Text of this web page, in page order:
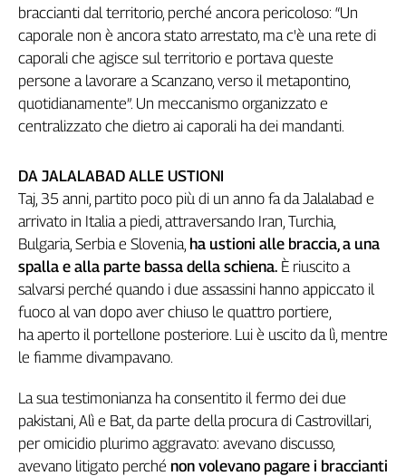
Work
in
L'Italia
nel
Lavoro
Abruzzo-
Molise
Alto
Adige
Basilicata
Calabria
Campania
Emilia-
Romagna
Venezia
Giulia
Lazio
Liguria
braccianti dal territorio, perché ancora pericoloso: “Un
caporale non è ancora stato arrestato, ma c'è una rete di
caporali che agisce sul territorio e portava queste
persone a lavorare a Scanzano, verso il metapontino,
quotidianamente”. Un meccanismo organizzato e
centralizzato che dietro ai caporali ha dei mandanti.
DA JALALABAD ALLE USTIONI
Taj, 35 anni, partito poco più di un anno fa da Jalalabad e
arrivato in Italia a piedi, attraversando Iran, Turchia,
Bulgaria, Serbia e Slovenia, ha ustioni alle braccia, a una
spalla e alla parte bassa della schiena. È riuscito a
salvarsi perché quando i due assassini hanno appiccato il
fuoco al van dopo aver chiuso le quattro portiere,
ha aperto il portellone posteriore. Lui è uscito da lì, mentre
le fiamme divampavano.
La sua testimonianza ha consentito il fermo dei due
pakistani, Alì e Bat, da parte della procura di Castrovillari,
per omicidio plurimo aggravato: avevano discusso,
avevano litigato perché non volevano pagare i braccianti